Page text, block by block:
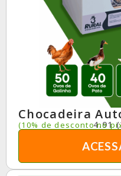
Chocadeira
4.91
(10% de desconto no